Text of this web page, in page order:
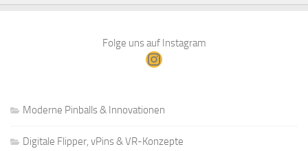
Folge uns auf Instagram
Instagram
Moderne Pinballs & Innovationen
Digitale Flipper, vPins & VR-Konzepte